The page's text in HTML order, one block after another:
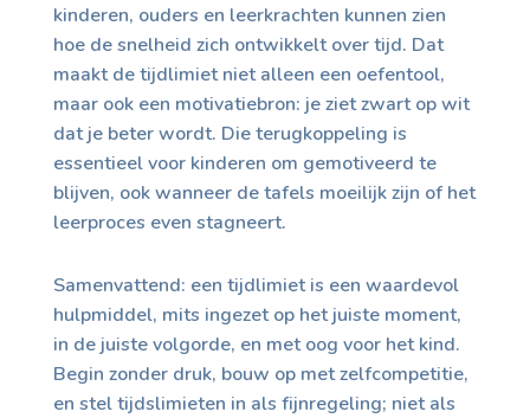
kinderen, ouders en leerkrachten kunnen zien
hoe de snelheid zich ontwikkelt over tijd. Dat
maakt de tijdlimiet niet alleen een oefentool,
maar ook een motivatiebron: je ziet zwart op wit
dat je beter wordt. Die terugkoppeling is
essentieel voor kinderen om gemotiveerd te
blijven, ook wanneer de tafels moeilijk zijn of het
leerproces even stagneert.
Samenvattend: een tijdlimiet is een waardevol
hulpmiddel, mits ingezet op het juiste moment,
in de juiste volgorde, en met oog voor het kind.
Begin zonder druk, bouw op met zelfcompetitie,
en stel tijdslimieten in als fijnregeling; niet als